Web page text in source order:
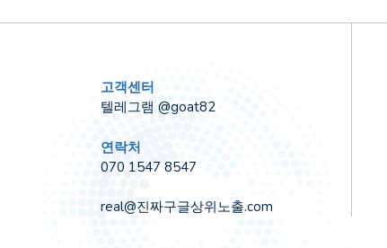
고객센터
텔레그램 @goat82
연락처
070 1547 8547
real@진짜구글상위노출.com